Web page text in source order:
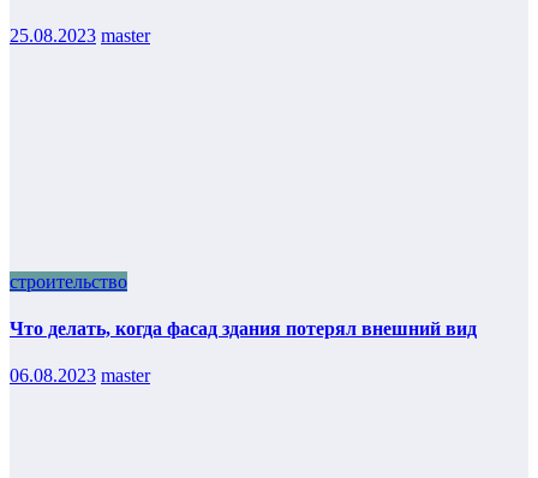
25.08.2023 master
строительство
Что делать, когда фасад здания потерял внешний вид
06.08.2023 master